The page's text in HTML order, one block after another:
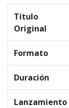
Título
Original
Formato
Duración
Lanzamiento